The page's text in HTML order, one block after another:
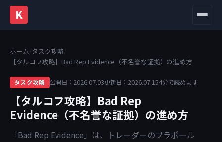
K メニュ
ホーム/タスク攻略/
【タルコフ攻略】Bad Rep Evidence（不名誉な証拠）の進め方
タスク攻略 公開日：2026.07.03更新日：2026.07.154分で読めます
【タルコフ攻略】Bad Rep
Evidence（不名誉な証拠）の進め方
「Bad Rep Evidence」は、トレーダーのプラポール